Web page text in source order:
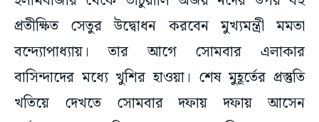
প্রতীক্ষিত সেতুর উদ্বোধন করবেন মুখ্যমন্ত্রী মমতা
বন্দ্যোপাধ্যায়। তার আগে সোমবার এলাকার
বাসিন্দাদের মধ্যে খুশির হাওয়া। শেষ মুহূর্তের প্রস্তুতি
খতিয়ে দেখতে সোমবার দফায় দফায় আসেন